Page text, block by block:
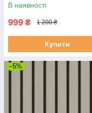
В наявності
999 ₴ 1 200 ₴
Купити
–5%